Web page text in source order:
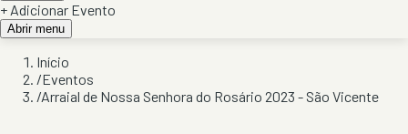
+ Adicionar Evento
Abrir menu
Início
/Eventos
/Arraial de Nossa Senhora do Rosário 2023 - São Vicente